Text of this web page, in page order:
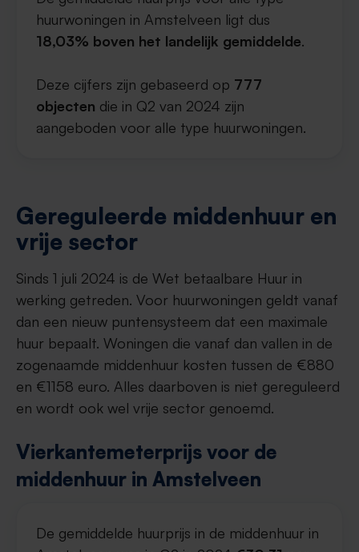
huurwoningen in Amstelveen ligt dus
18,03% boven het landelijk gemiddelde.
Deze cijfers zijn gebaseerd op 777
objecten die in Q2 van 2024 zijn
aangeboden voor alle type huurwoningen.
Gereguleerde middenhuur en
vrije sector
Sinds 1 juli 2024 is de Wet betaalbare Huur in
werking getreden. Voor huurwoningen geldt vanaf
dan een nieuw puntensysteem dat een maximale
huur bepaalt. Woningen die vanaf dan vallen in de
zogenaamde middenhuur kosten tussen de €880
en €1158 euro. Alles daarboven is niet gereguleerd
en wordt ook wel vrije sector genoemd.
Vierkantemeterprijs voor de
middenhuur in Amstelveen
De gemiddelde huurprijs in de middenhuur in